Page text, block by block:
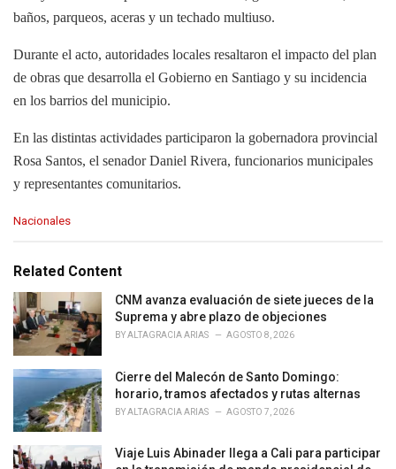
baños, parqueos, aceras y un techado multiuso.
Durante el acto, autoridades locales resaltaron el impacto del plan
de obras que desarrolla el Gobierno en Santiago y su incidencia
en los barrios del municipio.
En las distintas actividades participaron la gobernadora provincial
Rosa Santos, el senador Daniel Rivera, funcionarios municipales
y representantes comunitarios.
C
e
o
r
i
e
:
Nacionales
Related Content
CNM avanza evaluación de siete jueces de la
Suprema y abre plazo de objeciones
BYALTAGRACIA ARIAS AGOSTO 8, 2026
Cierre del Malecón de Santo Domingo:
horario, tramos afectados y rutas alternas
BYALTAGRACIA ARIAS AGOSTO 7, 2026
Viaje Luis Abinader llega a Cali para participar